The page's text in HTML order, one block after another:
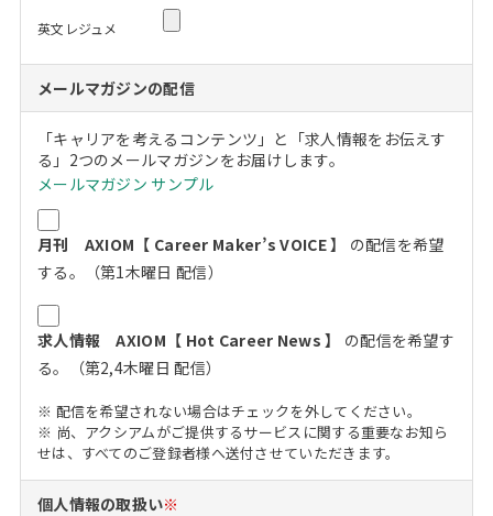
英文レジュメ
メールマガジンの配信
「キャリアを考えるコンテンツ」と「求人情報をお伝えす
る」2つのメールマガジンをお届けします。
メールマガジン サンプル
月刊 AXIOM【 Career Maker’s VOICE 】
の配信を希望
する。（第1木曜日 配信）
求人情報 AXIOM【 Hot Career News 】
の配信を希望す
る。（第2,4木曜日 配信）
※ 配信を希望されない場合はチェックを外してください。
※ 尚、アクシアムがご提供するサービスに関する重要なお知ら
せは、すべてのご登録者様へ送付させていただきます。
個人情報の取扱い※